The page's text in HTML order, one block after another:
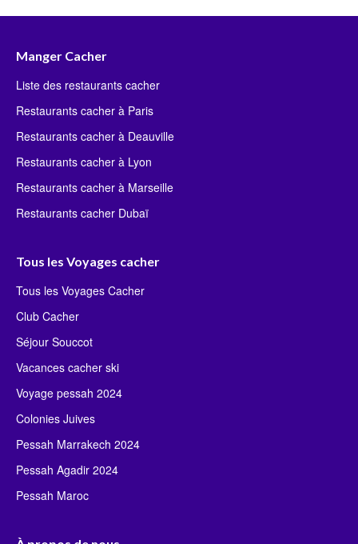
Manger Cacher
Liste des restaurants cacher
Restaurants cacher à Paris
Restaurants cacher à Deauville
Restaurants cacher à Lyon
Restaurants cacher à Marseille
Restaurants cacher Dubaï
Tous les Voyages cacher
Tous les Voyages Cacher
Club Cacher
Séjour Souccot
Vacances cacher ski
Voyage pessah 2024
Colonies Juives
Pessah Marrakech 2024
Pessah Agadir 2024
Pessah Maroc